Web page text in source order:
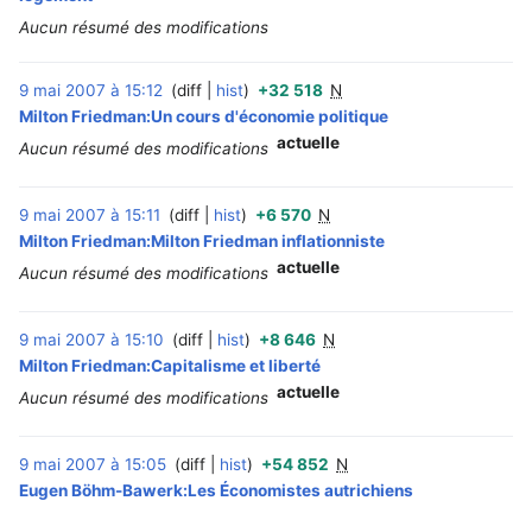
Aucun résumé des modifications
9 mai 2007 à 15:12 diff hist +32 518 N
Milton Friedman:Un cours d'économie politique
Aucun résumé des modifications actuelle
9 mai 2007 à 15:11 diff hist +6 570 N
Milton Friedman:Milton Friedman inflationniste
Aucun résumé des modifications actuelle
9 mai 2007 à 15:10 diff hist +8 646 N
Milton Friedman:Capitalisme et liberté
Aucun résumé des modifications actuelle
9 mai 2007 à 15:05 diff hist +54 852 N
Eugen Böhm-Bawerk:Les Économistes autrichiens